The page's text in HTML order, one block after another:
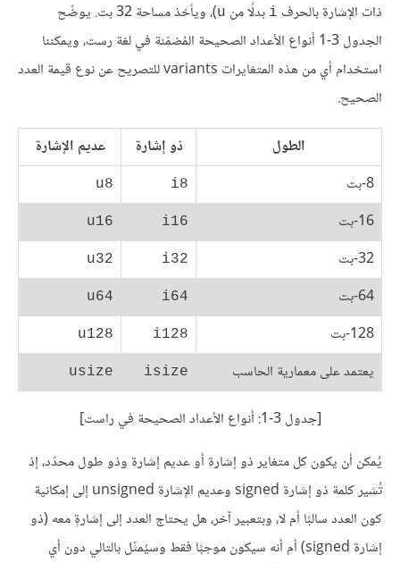
ذات الإشارة بالحرف i بدلًا من u
)، ويأخذ مساحة 32 بت. يوضّح
الجدول 3-1 أنواع الأعداد الصحيحة المُضمّنة في لغة رست، ويمكننا
استخدام أي من هذه المتغايرات variants للتصريح عن نوع قيمة العدد
الصحيح.
الطول
ذو إشارة
عديم الإشارة
8-بت
i8
u8
16-بت i16
u16
32-بت i32
u32
64-بت i64
u64
128-بت i128
u128
يعتمد على معمارية الحاسب isize
usize
[جدول 3-1: أنواع الأعداد الصحيحة في راست]
يُمكن أن يكون كل متغاير ذو إشارة أو عديم إشارة وذو طول محدّد، إذ
تُشير كلمة ذو إشارة signed وعديم الإشارة unsigned إلى إمكانية
كون العدد سالبًا أم لا، وبتعبير آخر، هل يحتاج العدد إلى إشارةٍ معه (ذو
إشارة signed) أم أنه سيكون موجبًا فقط وسيُمثّل بالتالي دون أي